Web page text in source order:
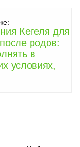
Кегеля для
родов:
в
условиях,